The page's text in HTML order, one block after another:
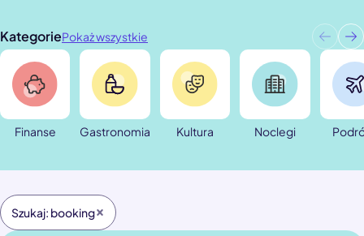
KategoriePokaż wszystkie
Finanse Gastronomia Kultura Noclegi
Szukaj: booking